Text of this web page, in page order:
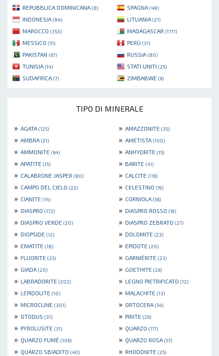
REPUBBLICA DOMINICANA (8) SPAGNA (48)
INDONESIA (84) LITUANIA (21)
MAROCCO (353) MADAGASCAR (1717)
MESSICO (51) PERÙ (31)
PAKISTAN (67) RUSSIA (80)
TUNISIA (14) STATI UNITI (25)
SUDAFRICA (7) ZIMBABWE (6)
TIPO DI MINERALE
» AGATA (125) » AMAZZONITE (35)
» AMBRA (21) » AMETISTA (100)
» AMMONITE (64) » ANHYDRITE (15)
» APATITE (15) » BARITE (41)
» CALABRONE JASPER (80) » CALCITE (116)
» CAMPO DEL CIELO (22) » CELESTINO (19)
» CIANITE (14) » CORNIOLA (56)
» DIASPRO (172) » DIASPRO ROSSO (19)
» DIASPRO VERDE (20) » DIASPRO ZEBRATO (27)
» DIOPSIDE (12) » DOLOMITE (23)
» EMATITE (18) » EPIDOTE (20)
» FLUORITE (25) » GARNIÈRITE (23)
» GIADA (20) » GOETHITE (26)
» LABRADORITE (202) » LEGNO PIETRIFICATO (12)
» LEPIDOLITE (10) » MALACHITE (13)
» MICROCLINE (301) » ORTOCERA (54)
» OTODUS (31) » PIRITE (26)
» PYROLUSITE (31) » QUARZO (171)
» QUARZO FUMÉ (106) » QUARZO ROSA (57)
» QUARZO SBIADITO (40) » RHODONITE (25)